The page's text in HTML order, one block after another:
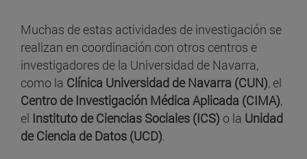
Muchas de estas actividades de investigación se
realizan en coordinación con otros centros e
investigadores de la Universidad de Navarra,
como la Clínica Universidad de Navarra (CUN), el
Centro de Investigación Médica Aplicada (CIMA),
el Instituto de Ciencias Sociales (ICS) o la Unidad
de Ciencia de Datos (UCD).